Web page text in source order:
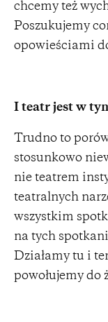
chcemy też
Poszukujemy
opowieściami
I teatr jest w
Trudno to
stosunkowo
nie teatrem
teatralnych
wszystkim
na tych
Działamy tu i
powołujemy do